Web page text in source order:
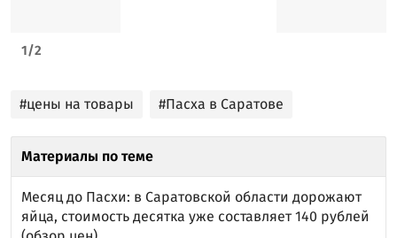
1/2
#цены на товары #Пасха в Саратове
Материалы по теме
Месяц до Пасхи: в Саратовской области дорожают
яйца, стоимость десятка уже составляет 140 рублей